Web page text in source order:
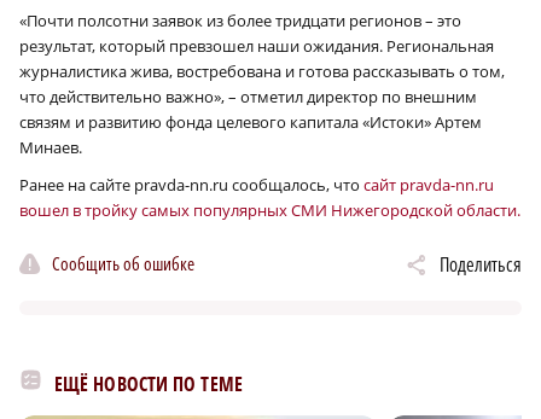
«Почти полсотни заявок из более тридцати регионов – это
результат, который превзошел наши ожидания. Региональная
журналистика жива, востребована и готова рассказывать о том,
что действительно важно», – отметил директор по внешним
связям и развитию фонда целевого капитала «Истоки» Артем
Минаев.
Ранее на сайте pravda-nn.ru сообщалось, что сайт pravda-nn.ru
вошел в тройку самых популярных СМИ Нижегородской области.
Сообщить об ошибке Поделиться
ЕЩЁ НОВОСТИ ПО ТЕМЕ